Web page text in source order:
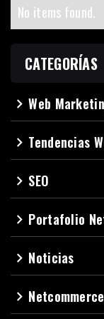
No items found.
CATEGORÍAS
navigate_nextWeb
navigate_next Tendencias
navigate_next SEO
navigate_next Portafolio
navigate_next Noticias
navigate_next Netcommerce